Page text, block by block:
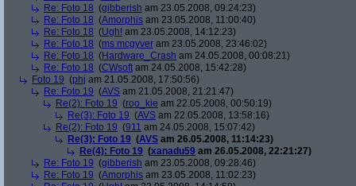
Re: Foto 18 (gibberish am 23.05.2008, 09:24:23)
Re: Foto 18 (Amorphis am 23.05.2008, 11:00:40)
Re: Foto 18 (Ugh! am 23.05.2008, 14:12:23)
Re: Foto 18 (ms mcgyver am 23.05.2008, 23:46:02)
Re: Foto 18 (Hardware_Crash am 24.05.2008, 00:08:21)
Re: Foto 18 (CWsoft am 24.05.2008, 15:42:28)
Foto 19 (phj am 21.05.2008, 17:50:56)
Re: Foto 19 (AVS am 21.05.2008, 21:21:47)
Re(2): Foto 19 (roo_kie am 22.05.2008, 00:50:19)
Re(3): Foto 19 (AVS am 22.05.2008, 13:58:16)
Re(2): Foto 19 (911 am 24.05.2008, 15:07:42)
Re(3): Foto 19 (AVS am 26.05.2008, 11:14:23)
Re(4): Foto 19 (xanadu59 am 26.05.2008, 22:21:27)
Re: Foto 19 (gibberish am 23.05.2008, 09:28:46)
Re: Foto 19 (Amorphis am 23.05.2008, 11:02:23)